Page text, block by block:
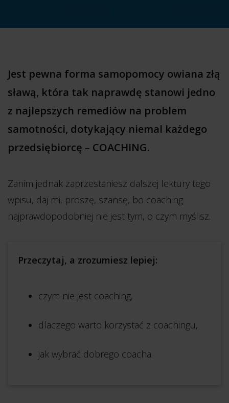
Jest pewna forma samopomocy owiana złą
sławą, która tak naprawdę stanowi jedno
z najlepszych remediów na problem
samotności, dotykający niemal każdego
przedsiębiorcę – COACHING.
Zanim jednak zaprzestaniesz dalszej lektury tego
wpisu, daj mi, proszę, szansę, bo coaching
najprawdopodobniej nie jest tym, o czym myślisz.
Przeczytaj, a zrozumiesz lepiej:
czym nie jest coaching,
dlaczego warto korzystać z coachingu,
jak wybrać dobrego coacha.